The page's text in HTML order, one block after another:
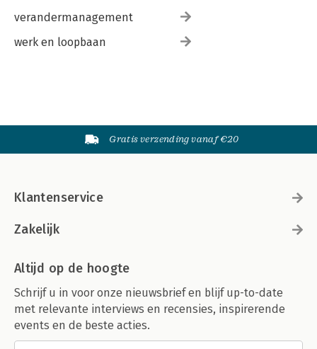
verandermanagement
werk en loopbaan
Gratis verzending vanaf €20
Klantenservice
Zakelijk
Altijd op de hoogte
Schrijf u in voor onze nieuwsbrief en blijf up-to-date
met relevante interviews en recensies, inspirerende
events en de beste acties.